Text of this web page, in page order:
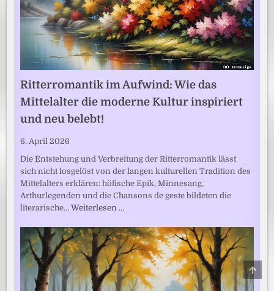
Ritterromantik im Aufwind: Wie das
Mittelalter die moderne Kultur inspiriert
und neu belebt!
6. April 2026
Die Entstehung und Verbreitung der Ritterromantik lässt
sich nicht losgelöst von der langen kulturellen Tradition des
Mittelalters erklären: höfische Epik, Minnesang,
Arthurlegenden und die Chansons de geste bildeten die
literarische…Weiterlesen …
TO